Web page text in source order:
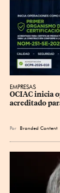
EMPRESAS
OCIAC inicia
acreditado
Por Branded Content